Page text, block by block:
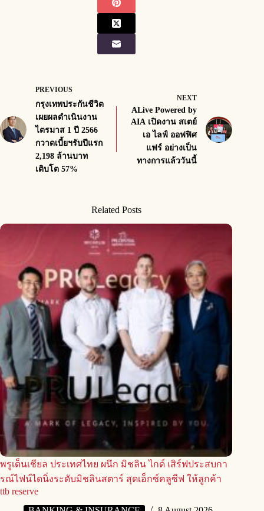
PREVIOUS
กรุงเทพประกันชีวิต
เผยผลดำเนินงาน
ไตรมาส 1 ปี 2566
กวาดเบี้ยฯรับปีแรก
2,198 ล้านบาท
เติบโต 57%
NEXT
ALive Powered by
AIA เปิดงาน สเตย์
เอ ไลฟ์ ออฟฟิศ
แฟร์ อย่างเป็น
ทางการแล้ววันนี้
Related Posts
พรูเด็นเชียล ประเทศไทย ผนึก มิชลิน ไกด์ เสิร์ฟประสบกา
รณ์ไฟน์ไดนิ่งระดับมิชลินสตาร์ สุดเอ็กซ์คลูซีฟ ให้ลูกค้า
ttb reserve